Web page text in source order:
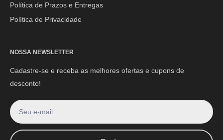
Política de Prazos e Entregas
Política de Privacidade
NOSSA NEWSLETTER
Cadastre-se e receba as melhores ofertas e cupons de
desconto!
Seu e-mail